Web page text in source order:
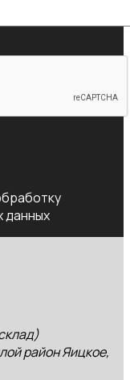
данных
район Яицкое,